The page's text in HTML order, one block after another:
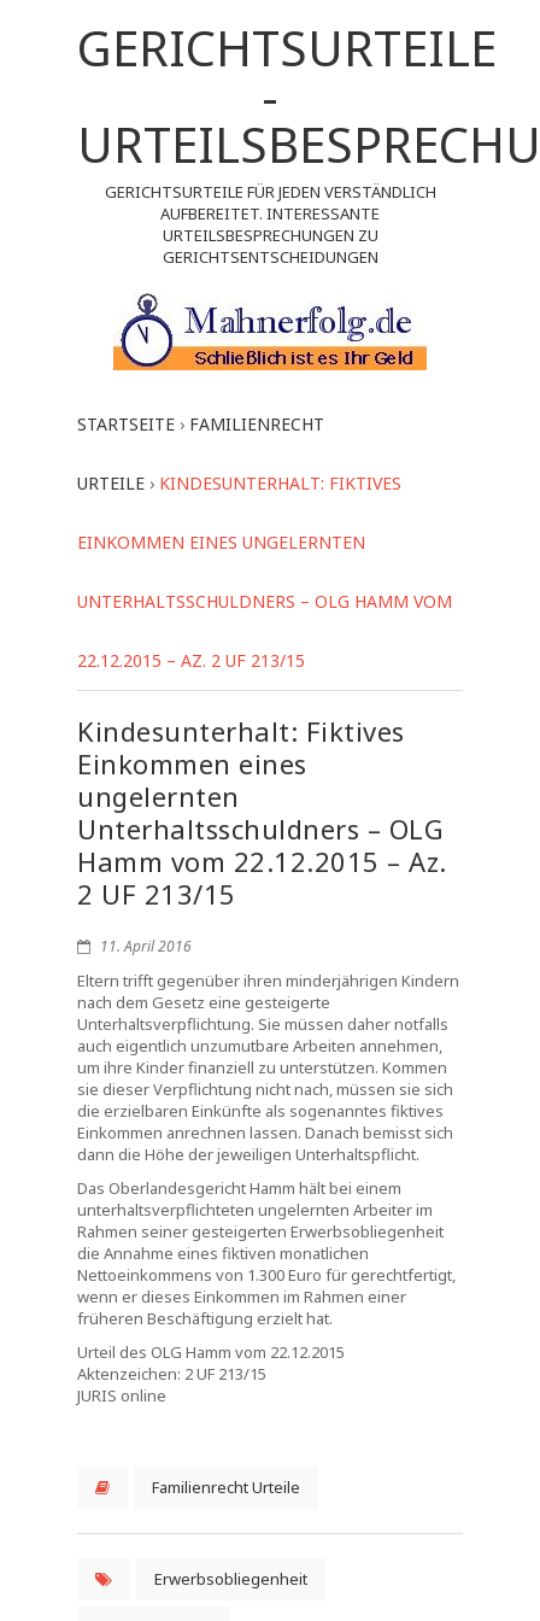
GERICHTSURTEILE
-
GERICHTSURTEILE FÜR JEDEN VERSTÄNDLICH
AUFBEREITET. INTERESSANTE
URTEILSBESPRECHUNGEN ZU
GERICHTSENTSCHEIDUNGEN
STARTSEITE › FAMILIENRECHT
URTEILE › KINDESUNTERHALT: FIKTIVES
EINKOMMEN EINES UNGELERNTEN
UNTERHALTSSCHULDNERS – OLG HAMM VOM
22.12.2015 – AZ. 2 UF 213/15
Kindesunterhalt: Fiktives
Einkommen eines
ungelernten
Unterhaltsschuldners – OLG
Hamm vom 22.12.2015 – Az.
2 UF 213/15
11. April 2016
Eltern trifft gegenüber ihren minderjährigen Kindern
nach dem Gesetz eine gesteigerte
Unterhaltsverpflichtung. Sie müssen daher notfalls
auch eigentlich unzumutbare Arbeiten annehmen,
um ihre Kinder finanziell zu unterstützen. Kommen
sie dieser Verpflichtung nicht nach, müssen sie sich
die erzielbaren Einkünfte als sogenanntes fiktives
Einkommen anrechnen lassen. Danach bemisst sich
dann die Höhe der jeweiligen Unterhaltspflicht.
Das Oberlandesgericht Hamm hält bei einem
unterhaltsverpflichteten ungelernten Arbeiter im
Rahmen seiner gesteigerten Erwerbsobliegenheit
die Annahme eines fiktiven monatlichen
Nettoeinkommens von 1.300 Euro für gerechtfertigt,
wenn er dieses Einkommen im Rahmen einer
früheren Beschäftigung erzielt hat.
Urteil des OLG Hamm vom 22.12.2015
Aktenzeichen: 2 UF 213/15
JURIS online
Familienrecht Urteile
Erwerbsobliegenheit